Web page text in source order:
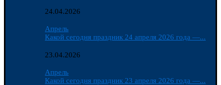
24.04.2026
Апрель
Какой сегодня праздник 24 апреля 2026 года —...
23.04.2026
Апрель
Какой сегодня праздник 23 апреля 2026 года —...